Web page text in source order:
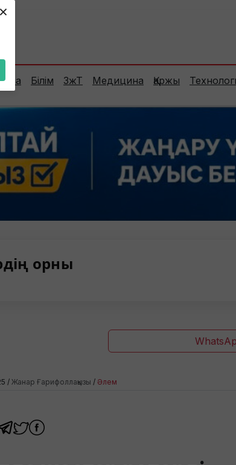
×
Білім ЗжТ Медицина Қаржы
орны
/Жанар Ғарифоллақызы / Әлем